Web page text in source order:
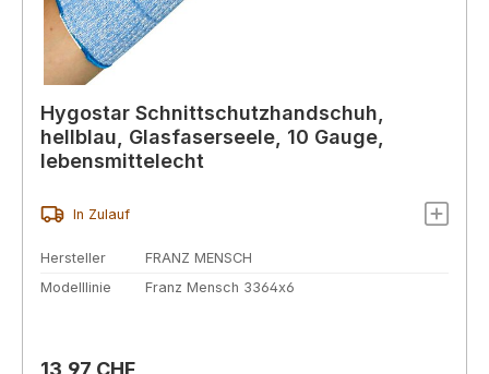
Hygostar Schnittschutzhandschuh,
hellblau, Glasfaserseele, 10 Gauge,
lebensmittelecht
In Zulauf
Hersteller
FRANZ MENSCH
Modelllinie
Franz Mensch 3364x6
Regulärer Preis: